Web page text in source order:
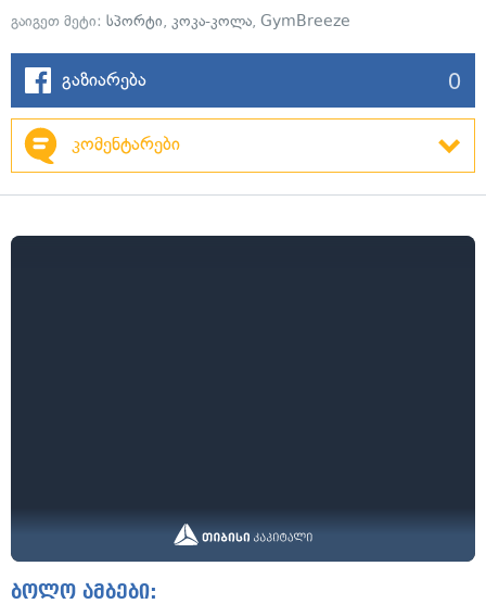
გაიგეთ მეტი: სპორტი, კოკა-კოლა, GymBreeze
გაზიარება 0
კომენტარები
ბოლო ამბები: